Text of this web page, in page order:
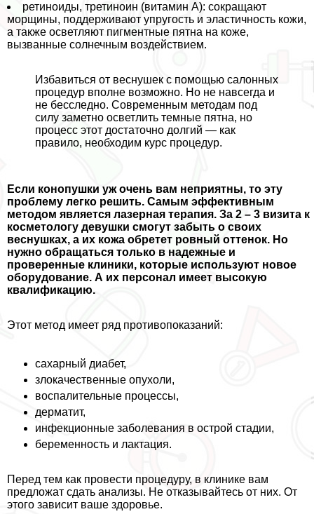
ретиноиды, третиноин (витамин А): сокращают
морщины, поддерживают упругость и эластичность кожи,
а также осветляют пигментные пятна на коже,
вызванные солнечным воздействием.
Избавиться от веснушек с помощью салонных
процедур вполне возможно. Но не навсегда и
не бесследно. Современным методам под
силу заметно осветлить темные пятна, но
процесс этот достаточно долгий — как
правило, необходим курс процедур.
Если конопушки уж очень вам неприятны, то эту
проблему легко решить. Самым эффективным
методом является лазерная терапия. За 2 – 3 визита к
косметологу дeвyшки смогут забыть о своих
веснушках, а их кожа обретет ровный оттенок. Но
нужно обращаться только в надежные и
проверенные клиники, которые используют новое
оборудование. А их персонал имеет высокую
квалификацию.
Этот метод имеет ряд противопоказаний:
сахарный диабет,
злокачественные опухоли,
воспалительные процессы,
дерматит,
инфекционные заболевания в острой стадии,
беременность и лактация.
Перед тем как провести процедуру, в клинике вам
предложат сдать анализы. Не отказывайтесь от них. От
этого зависит ваше здоровье.